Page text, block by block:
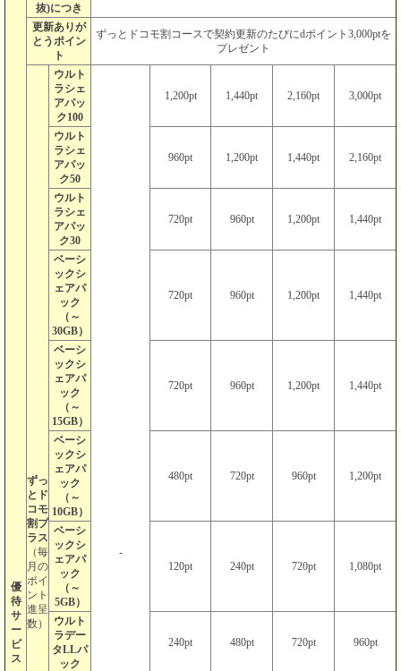
優
待
サ
ー
ビ
ス
抜)につき
更新ありが
とうポイン
ト
ずっとドコモ割コースで契約更新のたびにdポイント3,000ptを
プレゼント
ずっ
とド
コモ
割プ
ラス
（毎
月の
ポイ
ント
進呈
数）
ウルト
ラシェ
アパッ
ク100
-
1,200pt 1,440pt 2,160pt 3,000pt
ウルト
ラシェ
アパッ
ク50
960pt 1,200pt 1,440pt 2,160pt
ウルト
ラシェ
アパッ
ク30
720pt 960pt 1,200pt 1,440pt
ベーシ
ックシ
ェアパ
ック
（～
30GB）
720pt 960pt 1,200pt 1,440pt
ベーシ
ックシ
ェアパ
ック
（～
15GB）
720pt 960pt 1,200pt 1,440pt
ベーシ
ックシ
ェアパ
ック
（～
10GB）
480pt 720pt 960pt 1,200pt
ベーシ
ックシ
ェアパ
ック
（～
5GB）
120pt 240pt 720pt 1,080pt
ウルト
ラデー
タLLパ
ック
240pt 480pt 720pt 960pt